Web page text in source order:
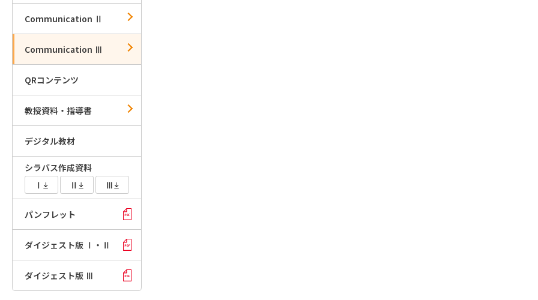
Communication Ⅱ
Communication Ⅲ
QRコンテンツ
教授資料・指導書
デジタル教材
シラバス作成資料
Ⅰ
Ⅱ Ⅲ
パンフレット
ダイジェスト版 Ⅰ・Ⅱ
ダイジェスト版 Ⅲ